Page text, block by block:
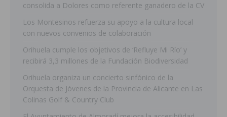
consolida a Dolores como referente ganadero de la CV
Los Montesinos refuerza su apoyo a la cultura local
con nuevos convenios de colaboración
Orihuela cumple los objetivos de ‘Refluye Mi Río’ y
recibirá 3,3 millones de la Fundación Biodiversidad
Orihuela organiza un concierto sinfónico de la
Orquesta de Jóvenes de la Provincia de Alicante en Las
Colinas Golf & Country Club